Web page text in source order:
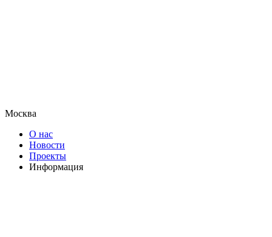
Москва
О нас
Новости
Проекты
Информация